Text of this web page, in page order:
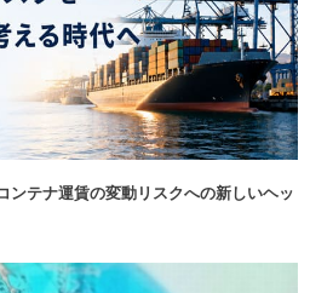
ンテナ運賃の変動リスクへの新しいヘッ